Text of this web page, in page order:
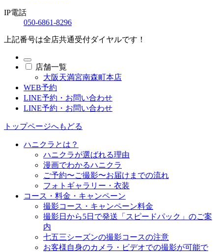
IP電話
050-6861-8296
上記番号は全店共通受付ダイヤルです！
店舗一覧
大阪天満宮南森町本店
WEB予約
LINE予約・お問い合わせ
LINE予約・お問い合わせ
トップページへもどる
ハニクラとは？
ハニクラが選ばれる理由
漫画でわかるハニクラ
ご予約〜ご撮影〜お届けまでの流れ
フォトギャラリー・衣装
コース・料金・キャンペーン
撮影コース・キャンペーン料金
撮影日から5日で発送「スピードパック」のご案
内
七五三シーズンの撮影コースの注意
お客様自身のカメラ・ビデオでの撮影が可能で